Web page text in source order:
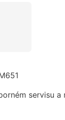
servisu a